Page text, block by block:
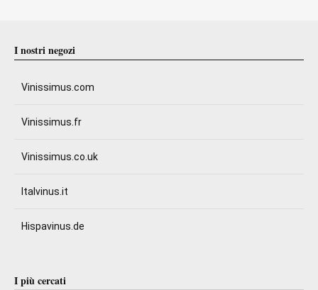
I nostri negozi
Vinissimus.com
Vinissimus.fr
Vinissimus.co.uk
Italvinus.it
Hispavinus.de
I più cercati